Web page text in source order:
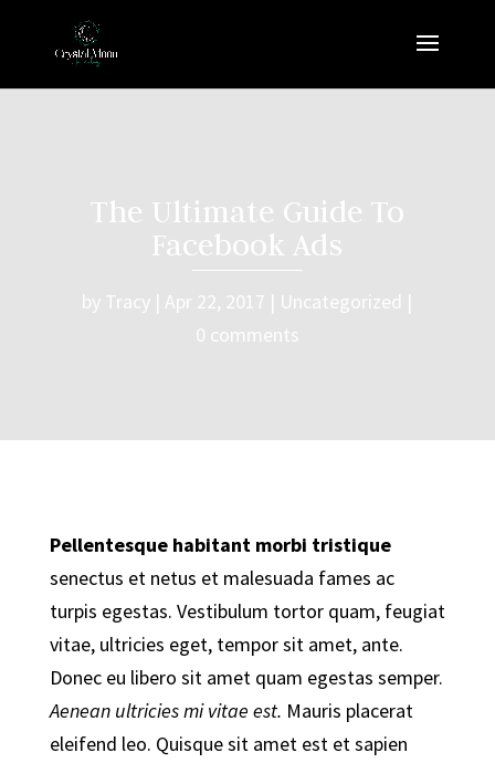
The Ultimate Guide To
Facebook Ads
by Tracy Apr 22, 2017
Uncategorized
0 comments
Pellentesque habitant morbi tristique
senectus et netus et malesuada fames ac
turpis egestas. Vestibulum tortor quam, feugiat
vitae, ultricies eget, tempor sit amet, ante.
Donec eu libero sit amet quam egestas semper.
Aenean ultricies mi vitae est. Mauris placerat
eleifend leo. Quisque sit amet est et sapien